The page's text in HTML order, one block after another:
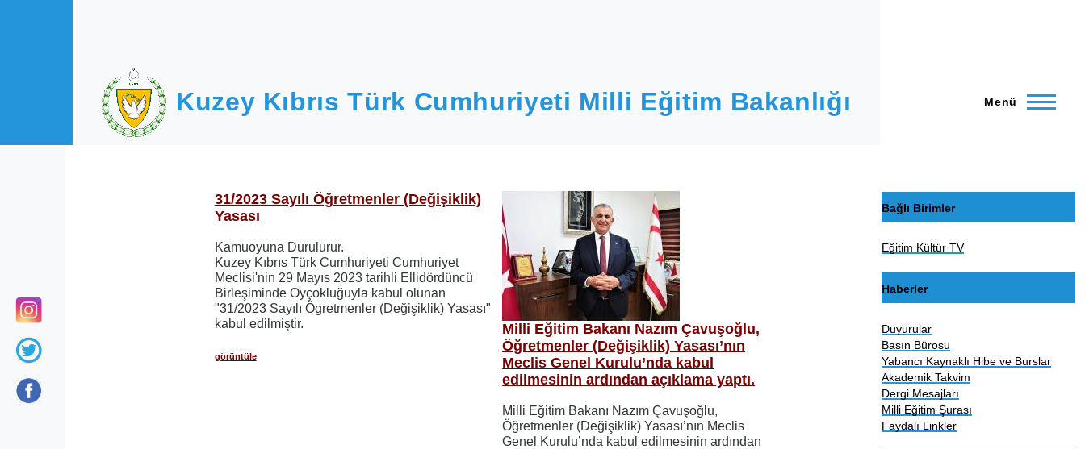
Kuzey Kıbrıs Türk Cumhuriyeti Milli Eğitim Bakanlığı Menü
31/2023 Sayılı Öğretmenler (Değişiklik)
Yasası
Kamuoyuna Durulurur.
Kuzey Kıbrıs Türk Cumhuriyeti Cumhuriyet
Meclisi'nin 29 Mayıs 2023 tarihli Ellidördüncü
Birleşiminde Oyçokluğuyla kabul olunan
"31/2023 Sayılı Ögretmenler (Değişiklik) Yasası"
kabul edilmiştir.
görüntüle
Milli Eğitim Bakanı Nazım Çavuşoğlu,
Öğretmenler (Değişiklik) Yasası’nın
Meclis Genel Kurulu’nda kabul
edilmesinin ardından açıklama yaptı.
Milli Eğitim Bakanı Nazım Çavuşoğlu,
Öğretmenler (Değişiklik) Yasası’nın Meclis
Genel Kurulu’nda kabul edilmesinin ardından
Bağlı Birimler
Eğitim Kültür TV
Haberler
Duyurular
Basın Bürosu
Yabancı Kaynaklı Hibe ve Burslar
Akademik Takvim
Dergi Mesajları
Milli Eğitim Şurası
Faydalı Linkler